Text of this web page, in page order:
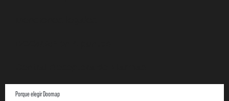
Porque elegir Doomap